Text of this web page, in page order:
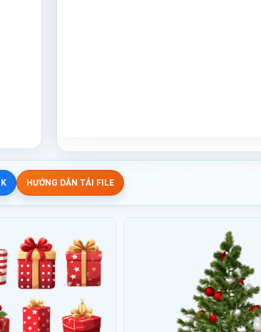
HƯỚNG DẪN TẢI FILE